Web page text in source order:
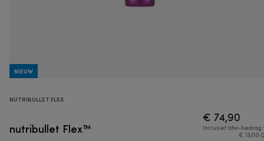
NIEUW
NUTRIBULLET FLEX
nutribullet Flex™
€ 74,90
Inclusief btw-bedrag
€ 13,00